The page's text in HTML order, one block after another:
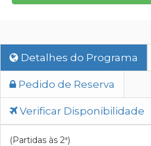
Detalhes do Programa
Pedido de Reserva
Verificar Disponibilidade
(Partidas às 2ª)